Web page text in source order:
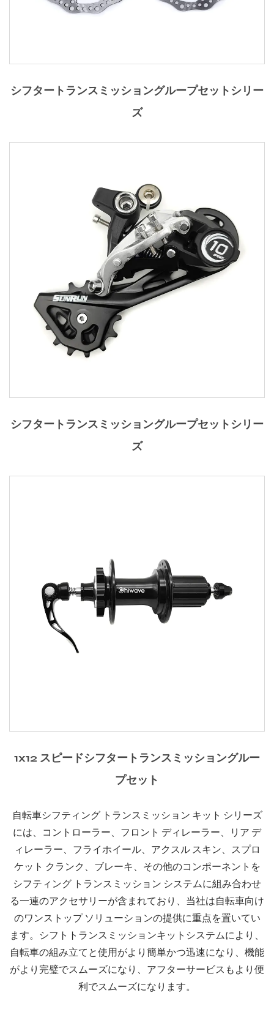
シフタートランスミッショングループセットシリー
ズ
シフタートランスミッショングループセットシリー
ズ
1x12 スピードシフタートランスミッショングルー
プセット
自転車シフティング トランスミッション キット シリーズ
には、コントローラー、フロント ディレーラー、リア デ
ィレーラー、フライホイール、アクスル スキン、スプロ
ケット クランク、ブレーキ、その他のコンポーネントを
シフティング トランスミッション システムに組み合わせ
る一連のアクセサリーが含まれており、当社は自転車向け
のワンストップ ソリューションの提供に重点を置いてい
ます。シフトトランスミッションキットシステムにより、
自転車の組み立てと使用がより簡単かつ迅速になり、機能
がより完璧でスムーズになり、アフターサービスもより便
利でスムーズになります。